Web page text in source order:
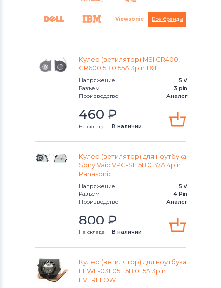
Viewsonic Все бренды
Casper
Кулер (ветилятор) MSI CR400,
CR600 5В 0.55A 3pin T&T
Напряжение
5 V
Разъем
3 pin
Производство
Аналог
460 ₽
На складе В наличии
Кулер (ветилятор) для ноутбука
Sony Vaio VPC-SE 5В 0.37A 4pin
Panasonic
Напряжение
5 V
Разъем
4 Pin
Производство
Аналог
800 ₽
На складе В наличии
Кулер (ветилятор) для ноутбука
EFWF-03F05L 5В 0.15A 3pin
EVERFLOW